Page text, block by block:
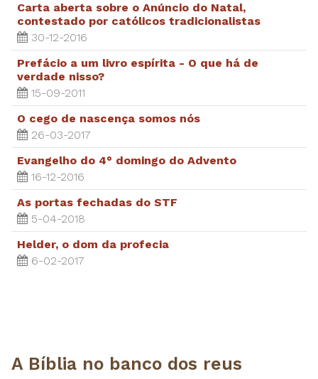
Carta aberta sobre o Anúncio do Natal,
contestado por católicos tradicionalistas
30-12-2016
Prefácio a um livro espírita - O que há de
verdade nisso?
15-09-2011
O cego de nascença somos nós
26-03-2017
Evangelho do 4° domingo do Advento
16-12-2016
As portas fechadas do STF
5-04-2018
Helder, o dom da profecia
6-02-2017
A Bíblia no banco dos reus